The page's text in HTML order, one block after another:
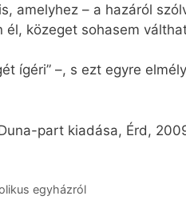
amelyhez – a hazáról
közeget sohasem
ígéri” –, s ezt egyre
part kiadása, Érd,
egyházról